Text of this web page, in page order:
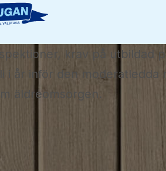
krav på utbildad
i år inför den moderatledda
äldreomsorgen.